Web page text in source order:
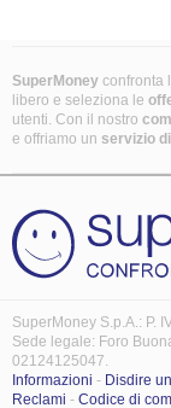
SuperMoney confronta
libero e seleziona le
utenti. Con il nostro
e offriamo un servizio
SuperMoney S.p.A.: P.
Sede legale: Foro
02124125047.
Informazioni - Disdire
Reclami - Codice di